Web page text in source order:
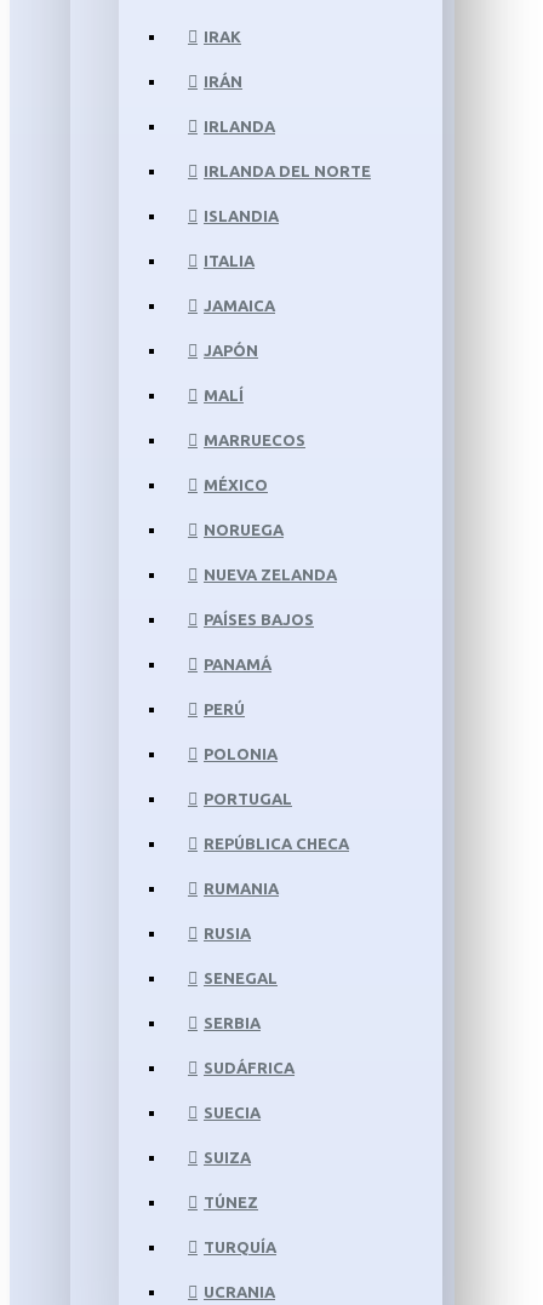
IRAK
IRÁN
IRLANDA
IRLANDA DEL NORTE
ISLANDIA
ITALIA
JAMAICA
JAPÓN
MALÍ
MARRUECOS
MÉXICO
NORUEGA
NUEVA ZELANDA
PAÍSES BAJOS
PANAMÁ
PERÚ
POLONIA
PORTUGAL
REPÚBLICA CHECA
RUMANIA
RUSIA
SENEGAL
SERBIA
SUDÁFRICA
SUECIA
SUIZA
TÚNEZ
TURQUÍA
UCRANIA